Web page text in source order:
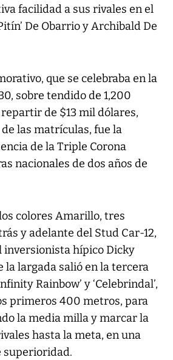
facilidad a sus rivales en el
De Obarrio y Archibald De
que se celebraba en la
sobre tendido de 1,200
de $13 mil dólares,
las matrículas, fue la
de la Triple Corona
nacionales de dos años de
colores Amarillo, tres
y adelante del Stud Car-12,
inversionista hípico Dicky
la largada salió en la tercera
Rainbow’ y ‘Celebrindal’,
primeros 400 metros, para
la media milla y marcar la
hasta la meta, en una
superioridad.